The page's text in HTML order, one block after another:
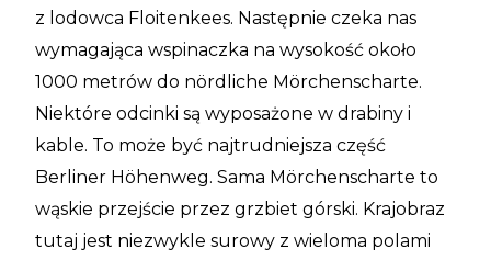
z lodowca Floitenkees. Następnie czeka nas
wymagająca wspinaczka na wysokość około
1000 metrów do nördliche Mörchenscharte.
Niektóre odcinki są wyposażone w drabiny i
kable. To może być najtrudniejsza część
Berliner Höhenweg. Sama Mörchenscharte to
wąskie przejście przez grzbiet górski. Krajobraz
tutaj jest niezwykle surowy z wieloma polami